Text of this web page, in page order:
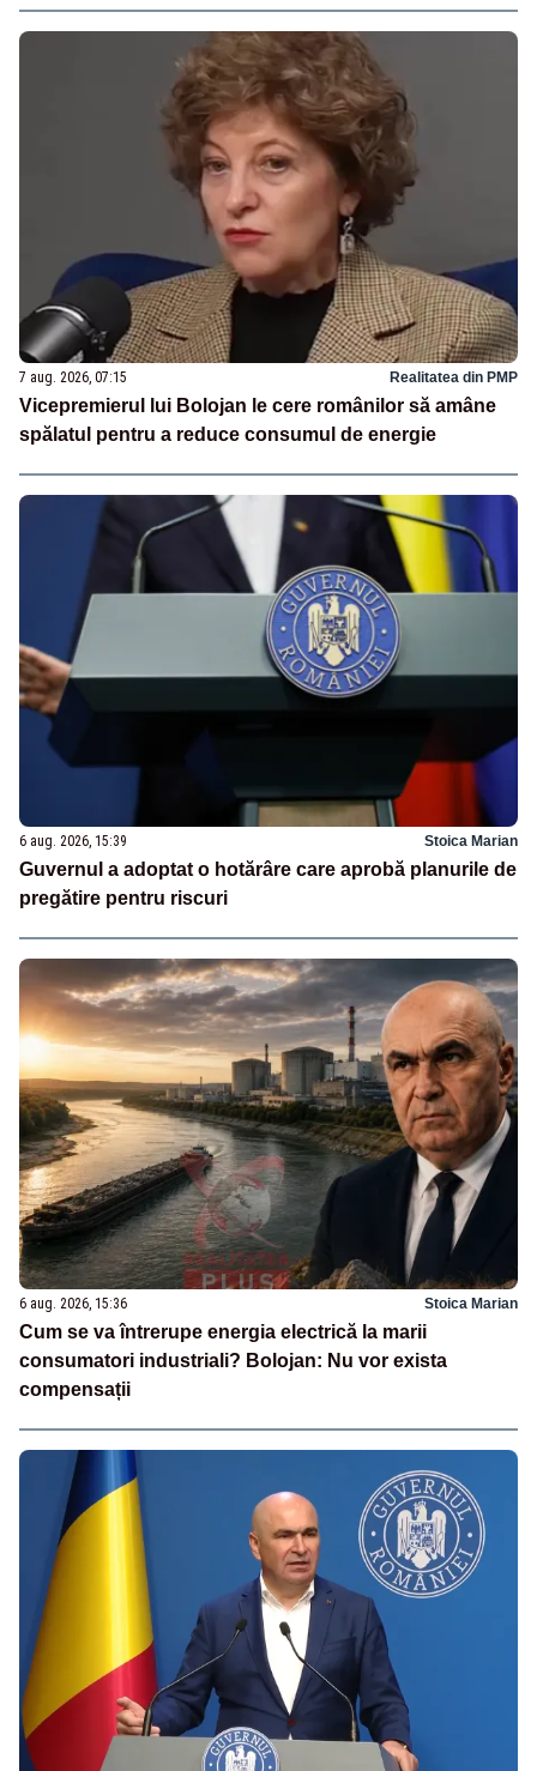
7 aug. 2026, 07:15 Realitatea din PMP
Vicepremierul lui Bolojan le cere românilor să amâne
spălatul pentru a reduce consumul de energie
6 aug. 2026, 15:39 Stoica Marian
Guvernul a adoptat o hotărâre care aprobă planurile de
pregătire pentru riscuri
6 aug. 2026, 15:36 Stoica Marian
Cum se va întrerupe energia electrică la marii
consumatori industriali? Bolojan: Nu vor exista
compensații